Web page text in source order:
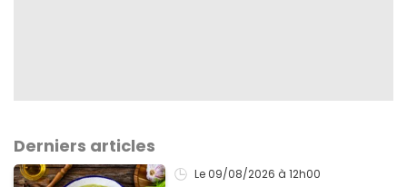
Derniers articles
Le 09/08/2026 à 12h00